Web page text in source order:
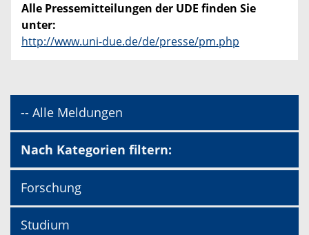
Alle Pressemitteilungen der UDE finden Sie
unter:
http://www.uni-due.de/de/presse/pm.php
-- Alle Meldungen
Nach Kategorien filtern:
Forschung
Studium